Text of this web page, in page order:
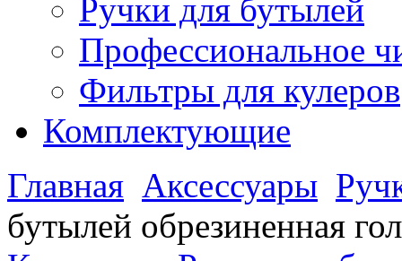
Ручки для бутылей
Профессиональное
Фильтры для кулеров
Комплектующие
Главная Аксессуары
бутылей обрезиненная